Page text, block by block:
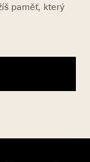
paměť, který